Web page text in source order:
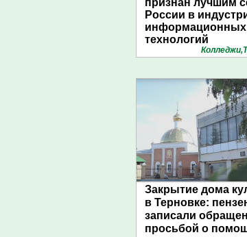
признан лучшим
России в
информационных
технологий
Закрытие дома
в Терновке:
записали
просьбой о